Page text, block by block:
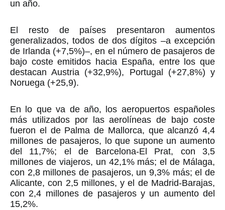
un año.
El resto de países presentaron aumentos
generalizados, todos de dos dígitos –a excepción
de Irlanda (+7,5%)–, en el número de pasajeros de
bajo coste emitidos hacia España, entre los que
destacan Austria (+32,9%), Portugal (+27,8%) y
Noruega (+25,9).
En lo que va de año, los aeropuertos españoles
más utilizados por las aerolíneas de bajo coste
fueron el de Palma de Mallorca, que alcanzó 4,4
millones de pasajeros, lo que supone un aumento
del 11,7%; el de Barcelona-El Prat, con 3,5
millones de viajeros, un 42,1% más; el de Málaga,
con 2,8 millones de pasajeros, un 9,3% más; el de
Alicante, con 2,5 millones, y el de Madrid-Barajas,
con 2,4 millones de pasajeros y un aumento del
15,2%.